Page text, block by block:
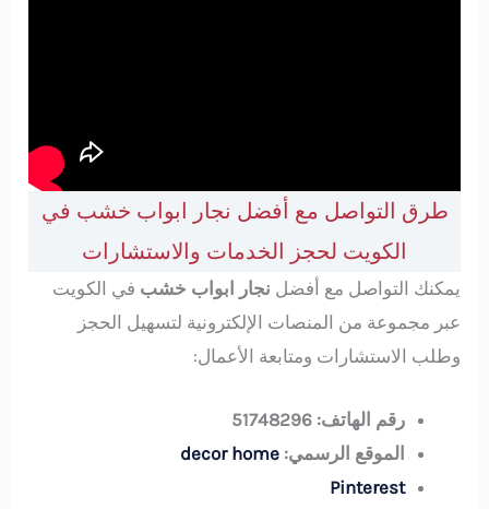
طرق التواصل مع أفضل نجار ابواب خشب في
الكويت لحجز الخدمات والاستشارات
يمكنك التواصل مع أفضل نجار ابواب خشب في الكويت
عبر مجموعة من المنصات الإلكترونية لتسهيل الحجز
وطلب الاستشارات ومتابعة الأعمال:
رقم الهاتف: 51748296
الموقع الرسمي:decor home
Pinterest